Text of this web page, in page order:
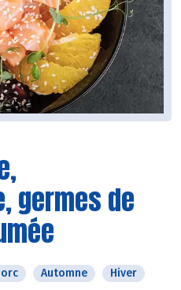
germes de
Automne Hiver